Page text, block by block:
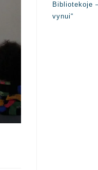
Bibliotekoje
vynui“